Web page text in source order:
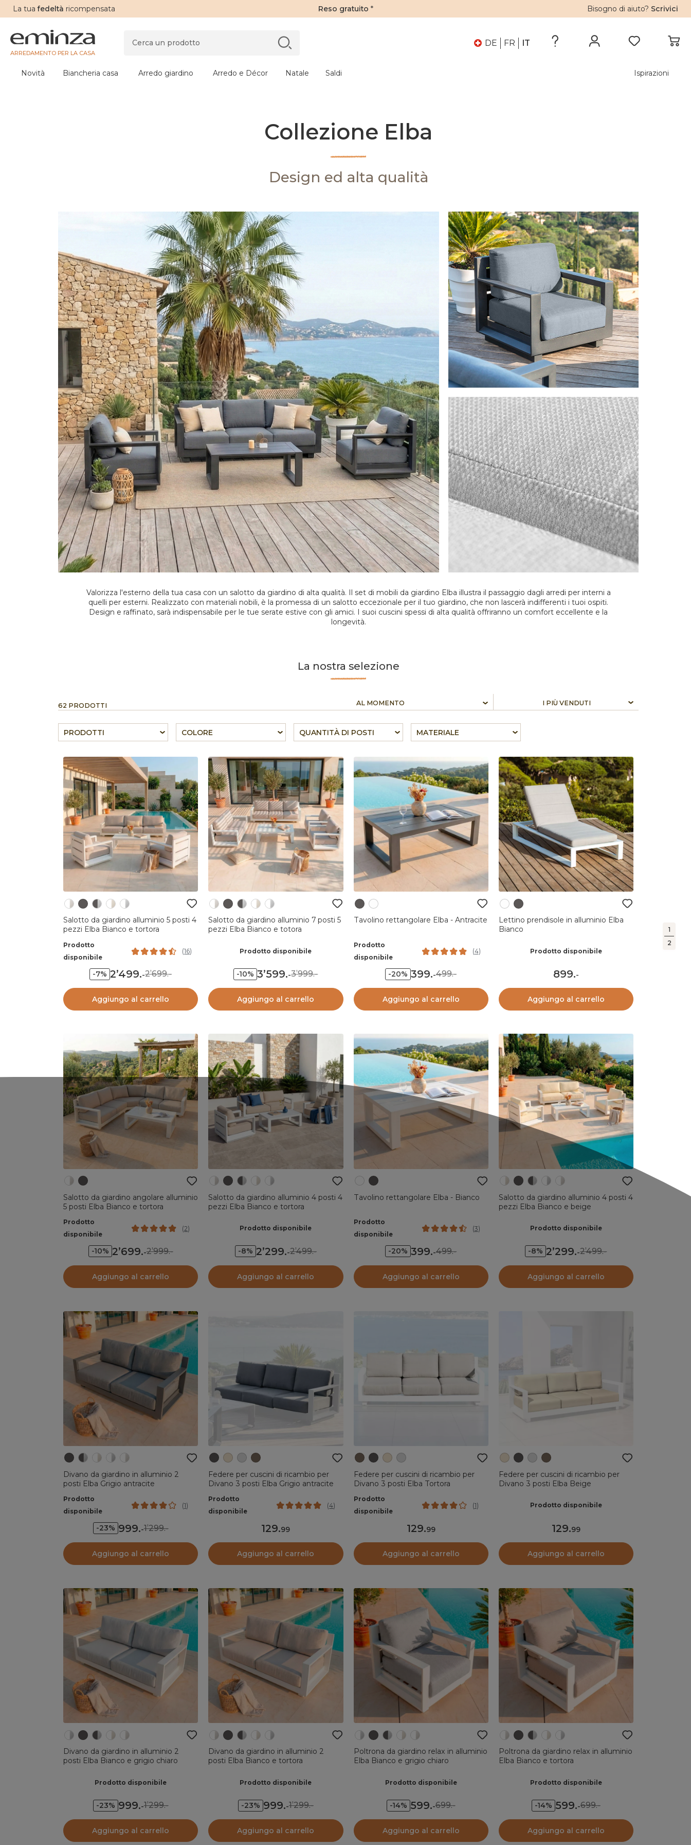
La tuafedeltà ricompensata Reso gratuito * Bisogno di aiuto? Scrivici
ARREDAMENTO PER LA CASA
DE FR IT
Novità Biancheria casa Arredo giardino Arredo e Décor Natale Saldi Ispirazioni
Collezione Elba
Design ed alta qualità
Valorizza l'esterno della tua casa con un salotto da giardino di alta qualità. Il set di mobili da giardino Elba illustra il passaggio dagli arredi per interni a
quelli per esterni. Realizzato con materiali nobili, è la promessa di un salotto eccezionale per il tuo giardino, che non lascerà indifferenti i tuoi ospiti.
Design e raffinato, sarà indispensabile per le tue serate estive con gli amici. I suoi cuscini spessi di alta qualità offriranno un comfort eccellente e la
longevità.
La nostra selezione
62 PRODOTTI AL MOMENTO
PRODOTTI COLORE QUANTITÀ DI POSTI MATERIALE
1
2
Salotto da giardino alluminio 5 posti 4
pezzi Elba Bianco e tortora
Prodotto
disponibile
(16)
-7% 2’499.-2’699.-
Aggiungo al carrello
Salotto da giardino alluminio 7 posti 5
pezzi Elba Bianco e totora
Prodotto disponibile
-10% 3’599.-3’999.-
Aggiungo al carrello
Tavolino rettangolare Elba - Antracite
Prodotto
disponibile
(4)
-20% 399.-499.-
Aggiungo al carrello
Lettino prendisole in alluminio Elba
Bianco
Prodotto disponibile
899.-
Aggiungo al carrello
Salotto da giardino angolare alluminio
5 posti Elba Bianco e tortora
Prodotto
disponibile
(2)
-10% 2’699.-2’999.-
Aggiungo al carrello
Salotto da giardino alluminio 4 posti 4
pezzi Elba Bianco e tortora
Prodotto disponibile
-8% 2’299.-2’499.-
Aggiungo al carrello
Tavolino rettangolare Elba - Bianco
Prodotto
disponibile
(3)
-20% 399.-499.-
Aggiungo al carrello
Salotto da giardino alluminio 4 posti 4
pezzi Elba Bianco e beige
Prodotto disponibile
-8% 2’299.-2’499.-
Aggiungo al carrello
Divano da giardino in alluminio 2
posti Elba Grigio antracite
Prodotto
disponibile
(1)
-23% 999.-1’299.-
Aggiungo al carrello
Federe per cuscini di ricambio per
Divano 3 posti Elba Grigio antracite
Prodotto
disponibile
(4)
129.99
Aggiungo al carrello
Federe per cuscini di ricambio per
Divano 3 posti Elba Tortora
Prodotto
disponibile
(1)
129.99
Aggiungo al carrello
Federe per cuscini di ricambio per
Divano 3 posti Elba Beige
Prodotto disponibile
129.99
Aggiungo al carrello
Divano da giardino in alluminio 2
posti Elba Bianco e grigio chiaro
Prodotto disponibile
-23% 999.-1’299.-
Aggiungo al carrello
Divano da giardino in alluminio 2
posti Elba Bianco e tortora
Prodotto disponibile
-23% 999.-1’299.-
Aggiungo al carrello
Poltrona da giardino relax in alluminio
Elba Bianco e grigio chiaro
Prodotto disponibile
-14% 599.-699.-
Aggiungo al carrello
Poltrona da giardino relax in alluminio
Elba Bianco e tortora
Prodotto disponibile
-14% 599.-699.-
Aggiungo al carrello